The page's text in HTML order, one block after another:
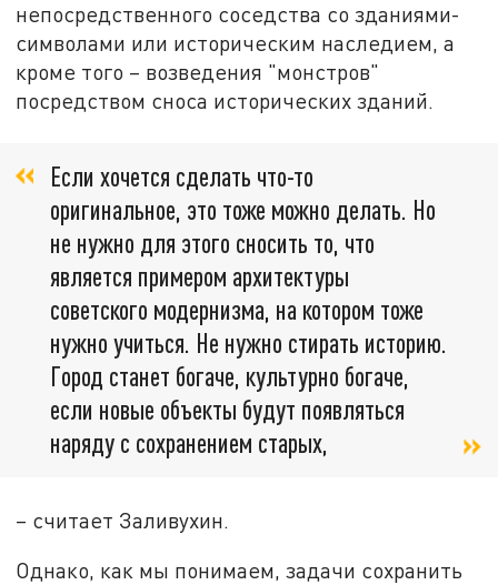
непосредственного соседства со зданиями-
символами или историческим наследием, а
кроме того – возведения "монстров"
посредством сноса исторических зданий.
Если хочется сделать что-то
оригинальное, это тоже можно делать. Но
не нужно для этого сносить то, что
является примером архитектуры
советского модернизма, на котором тоже
нужно учиться. Не нужно стирать историю.
Город станет богаче, культурно богаче,
если новые объекты будут появляться
наряду с сохранением старых,
– считает Заливухин.
Однако, как мы понимаем, задачи сохранить